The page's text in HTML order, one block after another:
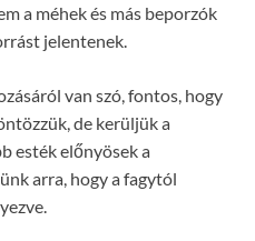
a méhek és más beporzók
jelentenek.
van szó, fontos, hogy
de kerüljük a
esték előnyösek a
arra, hogy a fagytól